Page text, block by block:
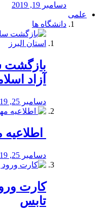
دسامبر 19, 2019
علمی
دانشگاه ها
بازگشت
آزاد
دسامبر 25, 2019
دسامبر 25, 2019
کارت
تابس